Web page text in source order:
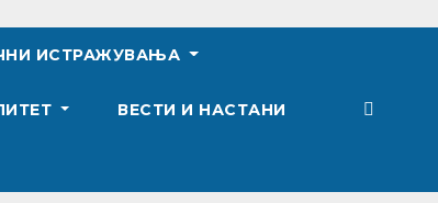
ИСТРАЖУВАЊА
ВЕСТИ И НАСТАНИ